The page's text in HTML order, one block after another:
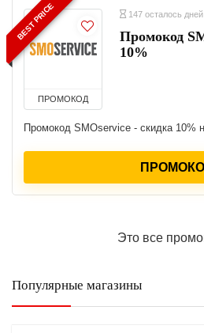
BEST PRICE
ПРОМОКОД
147 осталось дней
Промокод
10%
Промокод SMOservice - скидка 10%
Это все
Популярные магазины